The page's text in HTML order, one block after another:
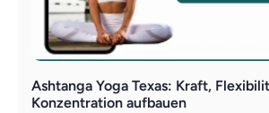
Ashtanga Yoga Texas: Kraft,
Konzentration aufbauen